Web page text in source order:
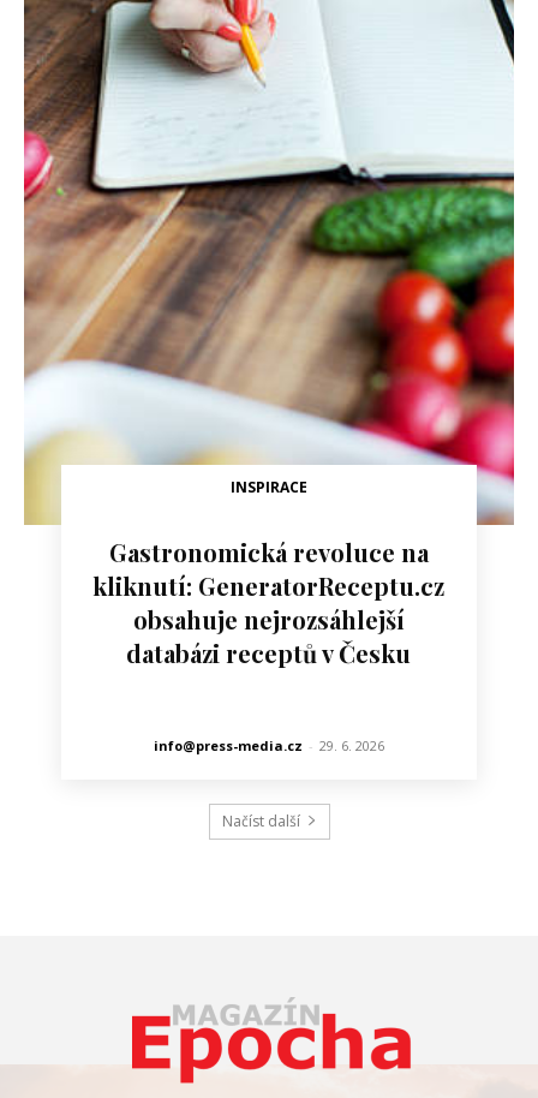
INSPIRACE
Gastronomická revoluce na
kliknutí: GeneratorReceptu.cz
obsahuje nejrozsáhlejší
databázi receptů v Česku
info@press-media.cz - 29. 6. 2026
Načíst další